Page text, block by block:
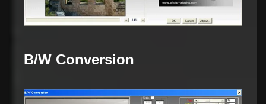
B/W Conversion